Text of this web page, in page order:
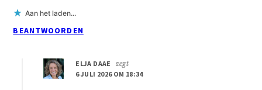
Aan het laden...
BEANTWOORDEN
ELJA DAAE
zegt
6 JULI 2026 OM 18:34